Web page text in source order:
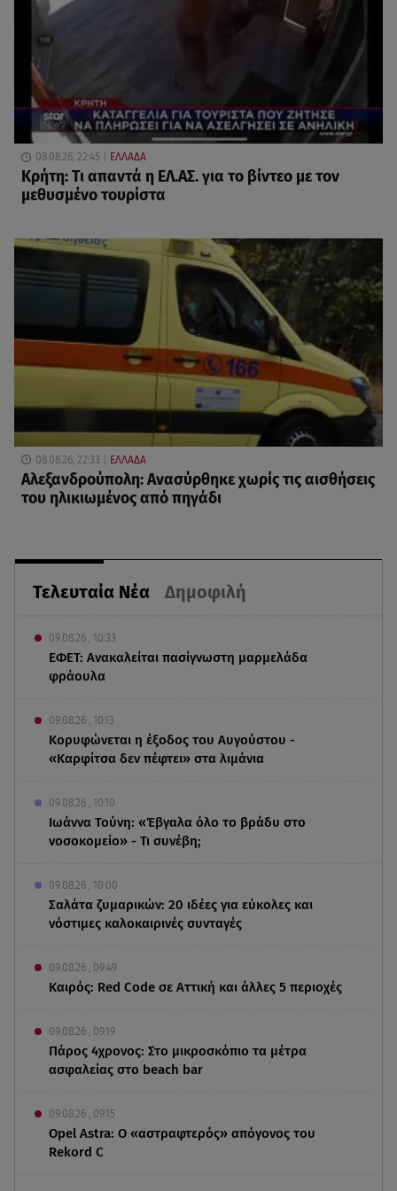
Τελευταία Νέα Δημοφιλή
09.08.26 , 10:33
ΕΦΕΤ: Ανακαλείται πασίγνωστη μαρμελάδα
φράουλα
09.08.26 , 10:13
Κορυφώνεται η έξοδος του Αυγούστου -
«Καρφίτσα δεν πέφτει» στα λιμάνια
09.08.26 , 10:10
Ιωάννα Τούνη: «Έβγαλα όλο το βράδυ στο
νοσοκομείο» - Τι συνέβη;
09.08.26 , 10:00
Σαλάτα ζυμαρικών: 20 ιδέες για εύκολες και
νόστιμες καλοκαιρινές συνταγές
09.08.26 , 09:49
Καιρός: Red Code σε Αττική και άλλες 5 περιοχές
09.08.26 , 09:19
Πάρος 4χρονος: Στο μικροσκόπιο τα μέτρα
ασφαλείας στο beach bar
09.08.26 , 09:15
Opel Astra: Ο «αστραφτερός» απόγονος του
Rekord C
08.08.26, 22:45 ΕΛΛΑΔΑ
Κρήτη: Τι απαντά η ΕΛ.ΑΣ. για το βίντεο με τον
μεθυσμένο τουρίστα
08.08.26, 22:33 ΕΛΛΑΔΑ
Αλεξανδρούπολη: Ανασύρθηκε χωρίς τις αισθήσεις
του ηλικιωμένος από πηγάδι